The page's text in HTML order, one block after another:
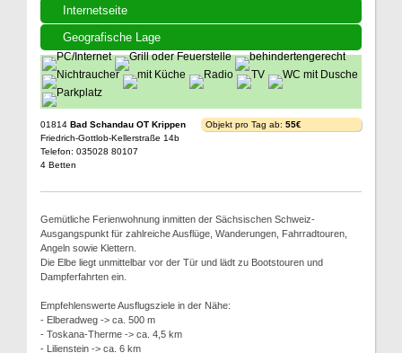
Internetseite
Geografische Lage
01814 Bad Schandau OT Krippen
Friedrich-Gottlob-Kellerstraße 14b
Telefon: 035028 80107
4 Betten
Objekt pro Tag ab: 55€
Gemütliche Ferienwohnung inmitten der Sächsischen Schweiz-
Ausgangspunkt für zahlreiche Ausflüge, Wanderungen, Fahrradtouren,
Angeln sowie Klettern.
Die Elbe liegt unmittelbar vor der Tür und lädt zu Bootstouren und
Dampferfahrten ein.
Empfehlenswerte Ausflugsziele in der Nähe:
- Elberadweg -> ca. 500 m
- Toskana-Therme -> ca. 4,5 km
- Lilienstein -> ca. 6 km